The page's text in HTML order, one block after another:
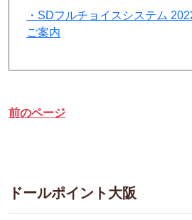
・SDフルチョイスシステム
ご案内
前のページ
ドールポイント大阪